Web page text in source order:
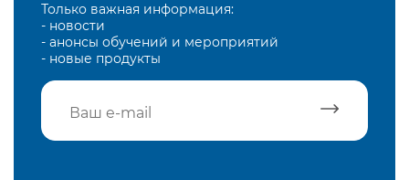
Только важная информация:
- новости
- анонсы обучений и мероприятий
- новые продукты